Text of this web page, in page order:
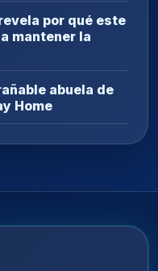
por qué este
mantener la
abuela de
Home